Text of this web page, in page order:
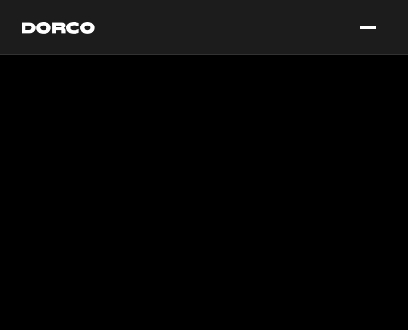
DORCO